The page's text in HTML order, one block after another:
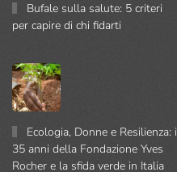
Bufale sulla salute: 5 criteri
per capire di chi fidarti
Ecologia, Donne e Resilienza: i
35 anni della Fondazione Yves
Rocher e la sfida verde in Italia